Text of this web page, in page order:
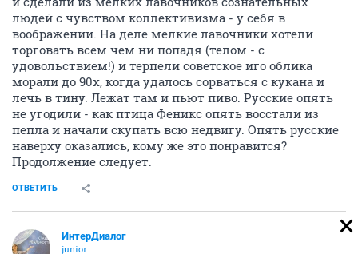
людей с чувством коллективизма - у себя в
воображении. На деле мелкие лавочники хотели
торговать всем чем ни попадя (телом - с
удовольствием!) и терпели советское иго облика
морали до 90х, когда удалось сорваться с кукана и
лечь в тину. Лежат там и пьют пиво. Русские опять
не угодили - как птица Феникс опять восстали из
пепла и начали скупать всю недвигу. Опять русские
наверху оказались, кому же это понравится?
Продолжение следует.
ОТВЕТИТЬ
ИнтерДиалог
junior